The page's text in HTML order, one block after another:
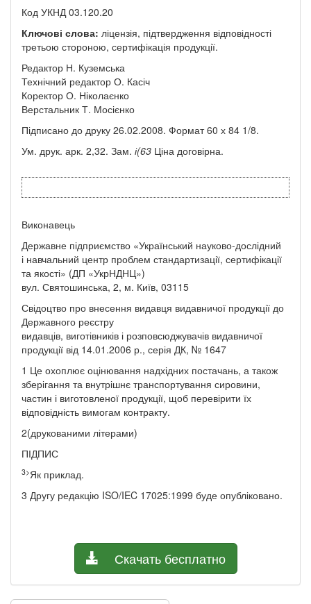
Код УКНД 03.120.20
Ключові слова: ліцензія, підтвердження відповідності
третьою стороною, сертифікація продукції.
Редактор Н. Куземська
Технічний редактор О. Касіч
Коректор О. Ніколаєнко
Верстальник Т. Мосієнко
Підписано до друку 26.02.2008. Формат 60 х 84 1/8.
Ум. друк. арк. 2,32. Зам. і(63 Ціна договірна.
Виконавець
Державне підприємство «Український науково-дослідний
і навчальний центр проблем стандартизації, сертифікації
та якості» (ДП «УкрНДНЦ»)
вул. Святошинська, 2, м. Київ, 03115
Свідоцтво про внесення видавця видавничої продукції до
Державного реєстру
видавців, виготівників і розповсюджувачів видавничої
продукції від 14.01.2006 р., серія ДК, № 1647
1 Це охоплює оцінювання надхідних постачань, а також
зберігання та внутрішнє транспортування сировини,
частин і виготовленої продукції, щоб перевірити їх
відповідність вимогам контракту.
2(друкованими літерами)
ПІДПИС
3>Як приклад.
3 Другу редакцію ISO/IEC 17025:1999 буде опубліковано.
Скачать бесплатно